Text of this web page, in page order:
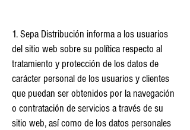
1. Sepa Distribución informa a los usuarios
del sitio web sobre su política respecto al
tratamiento y protección de los datos de
carácter personal de los usuarios y clientes
que puedan ser obtenidos por la navegación
o contratación de servicios a través de su
sitio web, así como de los datos personales